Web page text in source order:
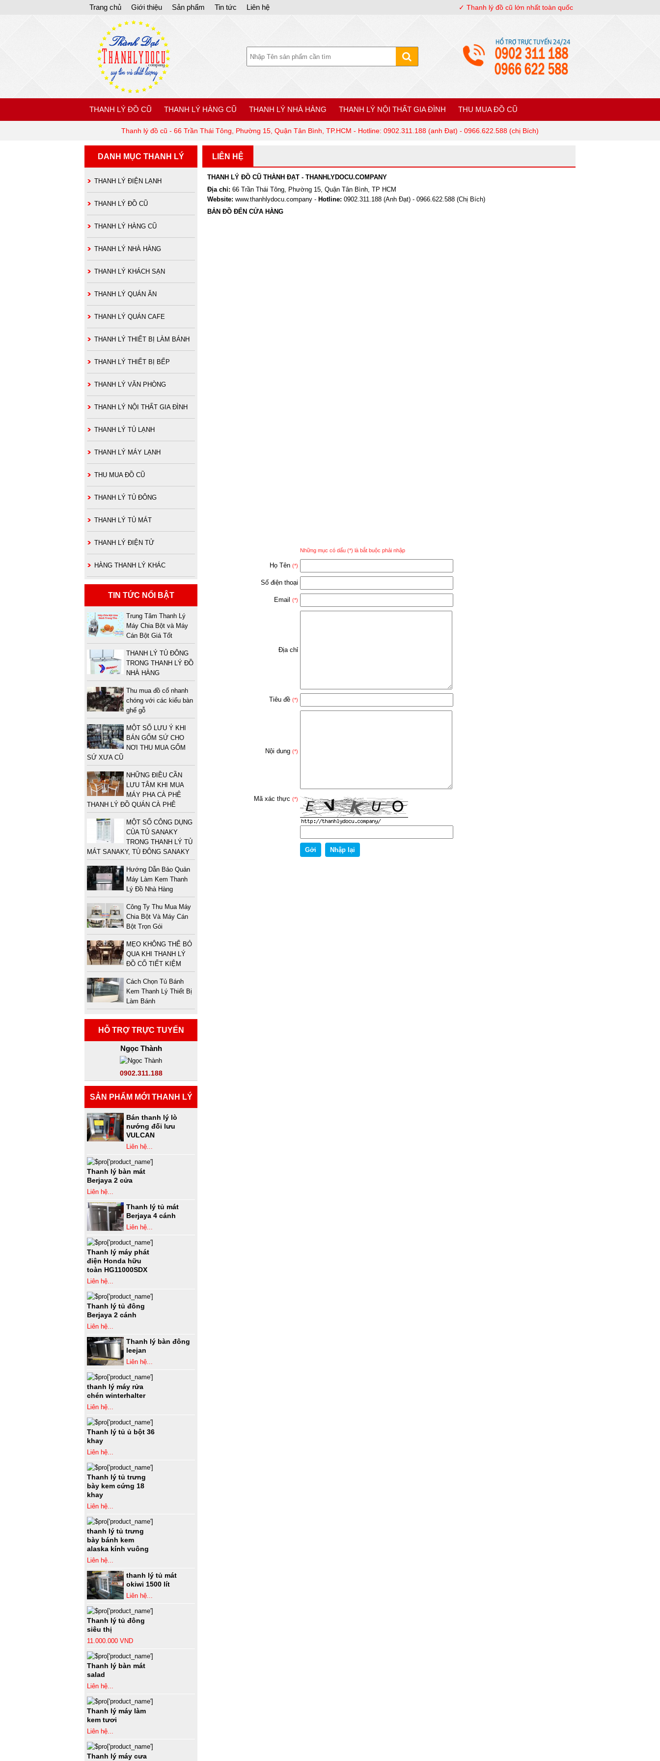
Trang chủ Giới thiệu Sản phẩm Tin tức Liên hệ ✓ Thanh lý đồ cũ lớn nhất toàn quốc
THANH LÝ ĐỒ CŨ THANH LÝ HÀNG CŨ THANH LÝ NHÀ HÀNG THANH LÝ NỘI THẤT GIA ĐÌNH THU MUA ĐỒ CŨ
Thanh lý đồ cũ - 66 Trần Thái Tông, Phường 15, Quận Tân Bình, TP.HCM - Hotline: 0902.311.188 (anh Đạt) - 0966.622.588 (chị Bích)
LIÊN HỆ
THANH LÝ ĐỒ CŨ THÀNH ĐẠT - THANHLYDOCU.COMPANY
Địa chỉ: 66 Trần Thái Tông, Phường 15, Quận Tân Bình, TP HCM
Website: www.thanhlydocu.company - Hotline: 0902.311.188 (Anh Đạt) - 0966.622.588 (Chị Bích)
BẢN ĐỒ ĐẾN CỬA HÀNG
Những mục có dấu (*) là bắt buộc phải nhập
Họ Tên (*)
Số điện thoại
Email (*)
Địa chỉ
Tiêu đề (*)
Nội dung (*)
Mã xác thực (*)
Gởi Nhập lại
DANH MỤC THANH LÝ
THANH LÝ ĐIỆN LẠNH
THANH LÝ ĐỒ CŨ
THANH LÝ HÀNG CŨ
THANH LÝ NHÀ HÀNG
THANH LÝ KHÁCH SẠN
THANH LÝ QUÁN ĂN
THANH LÝ QUÁN CAFE
THANH LÝ THIẾT BỊ LÀM BÁNH
THANH LÝ THIẾT BỊ BẾP
THANH LÝ VĂN PHÒNG
THANH LÝ NỘI THẤT GIA ĐÌNH
THANH LÝ TỦ LẠNH
THANH LÝ MÁY LẠNH
THU MUA ĐỒ CŨ
THANH LÝ TỦ ĐÔNG
THANH LÝ TỦ MÁT
THANH LÝ ĐIỆN TỬ
HÀNG THANH LÝ KHÁC
TIN TỨC NỔI BẬT
Trung Tâm Thanh Lý
Máy Chia Bột và Máy
Cán Bột Giá Tốt
THANH LÝ TỦ ĐÔNG
TRONG THANH LÝ ĐỒ
NHÀ HÀNG
Thu mua đồ cổ nhanh
chóng với các kiểu bàn
ghế gỗ
MỘT SỐ LƯU Ý KHI
BÁN GỐM SỨ CHO
NƠI THU MUA GỐM
SỨ XƯA CŨ
NHỮNG ĐIỀU CẦN
LƯU TÂM KHI MUA
MÁY PHA CÀ PHÊ
THANH LÝ ĐỒ QUÁN CÀ PHÊ
MỘT SỐ CÔNG DỤNG
CỦA TỦ SANAKY
TRONG THANH LÝ TỦ
MÁT SANAKY, TỦ ĐÔNG SANAKY
Hướng Dẫn Bảo Quản
Máy Làm Kem Thanh
Lý Đồ Nhà Hàng
Công Ty Thu Mua Máy
Chia Bột Và Máy Cán
Bột Trọn Gói
MẸO KHÔNG THỂ BỎ
QUA KHI THANH LÝ
ĐỒ CỔ TIẾT KIỆM
Cách Chọn Tủ Bánh
Kem Thanh Lý Thiết Bị
Làm Bánh
HỖ TRỢ TRỰC TUYẾN
Ngọc Thành
0902.311.188
SẢN PHẨM MỚI THANH LÝ
Bán thanh lý lò
nướng đối lưu
VULCAN
Liên hệ...
Thanh lý bàn mát
Berjaya 2 cửa
Liên hệ...
Thanh lý tủ mát
Berjaya 4 cánh
Liên hệ...
Thanh lý máy phát
điện Honda hữu
toàn HG11000SDX
Liên hệ...
Thanh lý tủ đông
Berjaya 2 cánh
Liên hệ...
Thanh lý bàn đông
leejan
Liên hệ...
thanh lý máy rửa
chén winterhalter
Liên hệ...
Thanh lý tủ ủ bột 36
khay
Liên hệ...
Thanh lý tủ trưng
bày kem cứng 18
khay
Liên hệ...
thanh lý tủ trưng
bày bánh kem
alaska kính vuông
Liên hệ...
thanh lý tủ mát
okiwi 1500 lít
Liên hệ...
Thanh lý tủ đông
siêu thị
11.000.000 VND
Thanh lý bàn mát
salad
Liên hệ...
Thanh lý máy làm
kem tươi
Liên hệ...
Thanh lý máy cưa